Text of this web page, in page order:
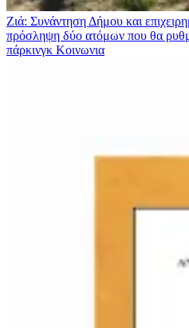
Ζιά: Συνάντηση Δήμου και
πρόσληψη δύο ατόμων που θα
πάρκινγκ Κοινωνια